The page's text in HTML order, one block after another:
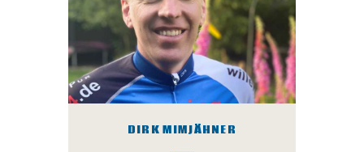
DIRK MIMJÄHNER